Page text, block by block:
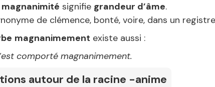
magnanimité signifie grandeur d’âme.
de clémence, bonté, voire, dans un
magnanimement existe aussi :
comporté magnanimement.
autour de la racine -anime